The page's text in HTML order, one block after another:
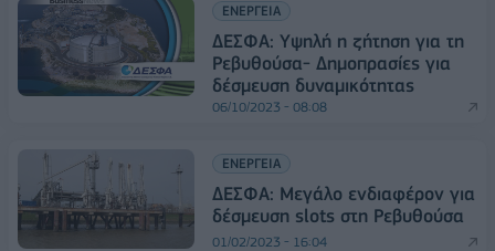
ΕΝΕΡΓΕΙΑ
ΔΕΣΦΑ: Yψηλή η ζήτηση για τη
Ρεβυθούσα- Δημοπρασίες για
δέσμευση δυναμικότητας
06/10/2023 - 08:08
ΕΝΕΡΓΕΙΑ
ΔΕΣΦΑ: Μεγάλο ενδιαφέρον για
δέσμευση slots στη Ρεβυθούσα
01/02/2023 - 16:04